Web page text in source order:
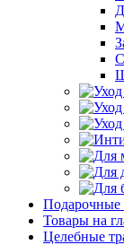
Подарочные
Товары на
Целебные